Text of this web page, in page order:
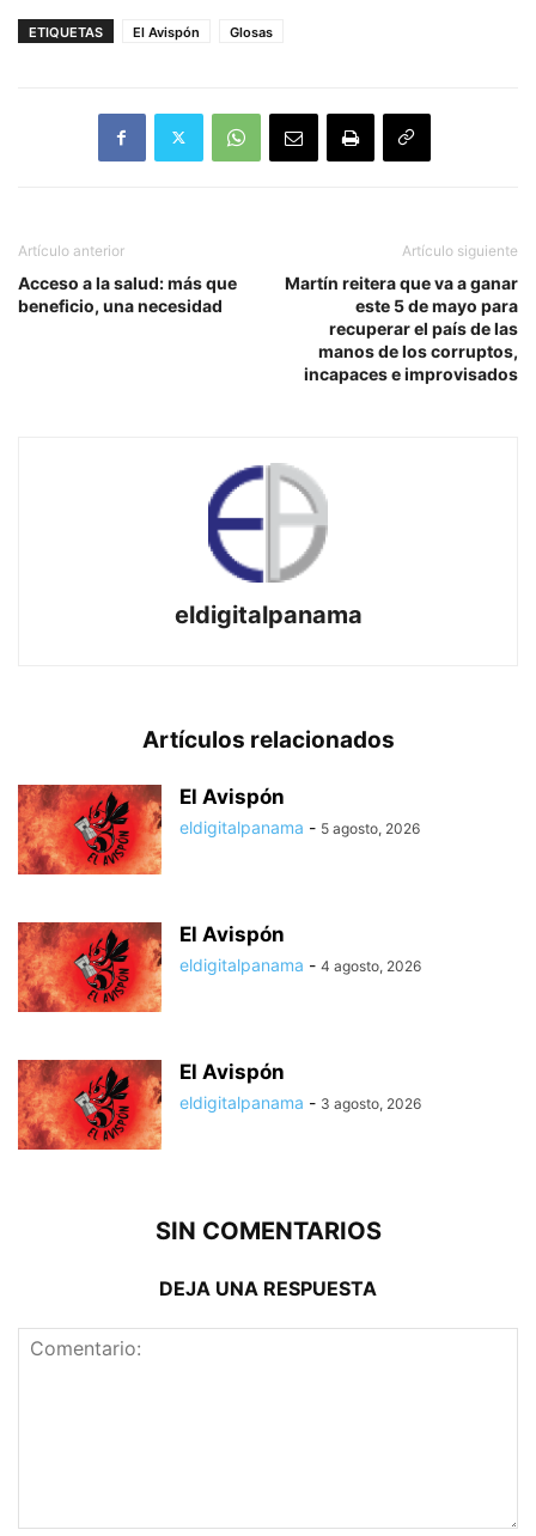
ETIQUETAS El Avispón Glosas
Artículo anterior
Acceso a la salud: más que
beneficio, una necesidad
Artículo siguiente
Martín reitera que va a ganar
este 5 de mayo para
recuperar el país de las
manos de los corruptos,
incapaces e improvisados
eldigitalpanama
Artículos relacionados
El Avispón
eldigitalpanama - 5 agosto, 2026
El Avispón
eldigitalpanama - 4 agosto, 2026
El Avispón
eldigitalpanama - 3 agosto, 2026
SIN COMENTARIOS
DEJA UNA RESPUESTA